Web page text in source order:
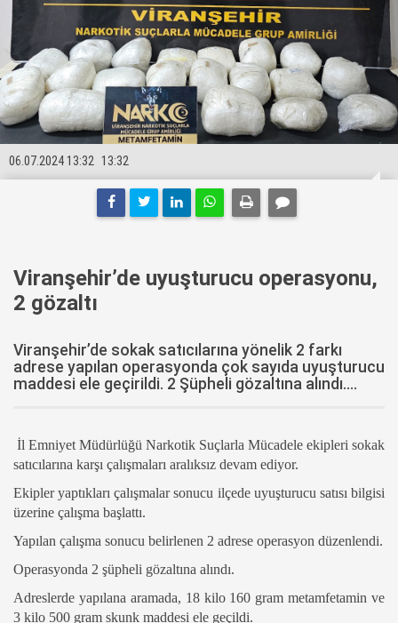
13:32
06.07.2024 13:32
Viranşehir’de uyuşturucu operasyonu,
2 gözaltı
Viranşehir’de sokak satıcılarına yönelik 2 farkı
adrese yapılan operasyonda çok sayıda uyuşturucu
maddesi ele geçirildi. 2 Şüpheli gözaltına alındı....
İl Emniyet Müdürlüğü Narkotik Suçlarla Mücadele ekipleri sokak
satıcılarına karşı çalışmaları aralıksız devam ediyor.
Ekipler yaptıkları çalışmalar sonucu ilçede uyuşturucu satısı bilgisi
üzerine çalışma başlattı.
Yapılan çalışma sonucu belirlenen 2 adrese operasyon düzenlendi.
Operasyonda 2 şüpheli gözaltına alındı.
Adreslerde yapılana aramada, 18 kilo 160 gram metamfetamin ve
3 kilo 500 gram skunk maddesi ele geçildi.